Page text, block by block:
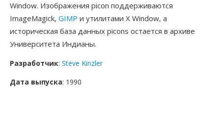
Window. Изображения picon поддерживаются
ImageMagick, GIMP и утилитами X Window, а
историческая база данных picons остается в архиве
Университета Индианы.
Разработчик: Steve Kinzler
Дата выпуска: 1990